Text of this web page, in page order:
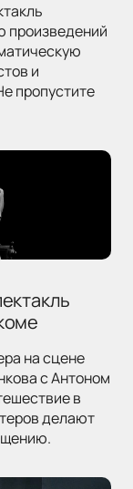
произведений
и
пропустите
на сцене
с Антоном
в
делают